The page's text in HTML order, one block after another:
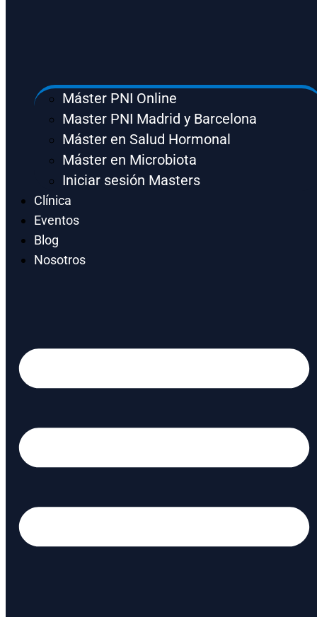
Máster PNI Online
Master PNI Madrid y Barcelona
Máster en Salud Hormonal
Máster en Microbiota
Iniciar sesión Masters
Clínica
Eventos
Blog
Nosotros